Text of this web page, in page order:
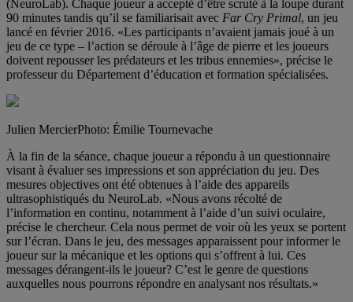
(NeuroLab). Chaque joueur a accepté d’être scruté à la loupe durant
90 minutes tandis qu’il se familiarisait avec Far Cry Primal, un jeu
lancé en février 2016. «Les participants n’avaient jamais joué à un
jeu de ce type – l’action se déroule à l’âge de pierre et les joueurs
doivent repousser les prédateurs et les tribus ennemies», précise le
professeur du Département d’éducation et formation spécialisées.
Julien MercierPhoto: Émilie Tournevache
À la fin de la séance, chaque joueur a répondu à un questionnaire
visant à évaluer ses impressions et son appréciation du jeu. Des
mesures objectives ont été obtenues à l’aide des appareils
ultrasophistiqués du NeuroLab. «Nous avons récolté de
l’information en continu, notamment à l’aide d’un suivi oculaire,
précise le chercheur. Cela nous permet de voir où les yeux se portent
sur l’écran. Dans le jeu, des messages apparaissent pour informer le
joueur sur la mécanique et les options qui s’offrent à lui. Ces
messages dérangent-ils le joueur? C’est le genre de questions
auxquelles nous pourrons répondre en analysant nos résultats.»